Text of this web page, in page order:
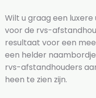
Wilt u graag een
voor de rvs-
resultaat voor een
een helder
rvs-afstandhouders
heen te zien zijn.